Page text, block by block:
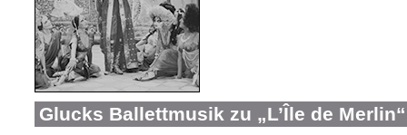
Glucks Ballettmusik zu „L’Île de Merlin“